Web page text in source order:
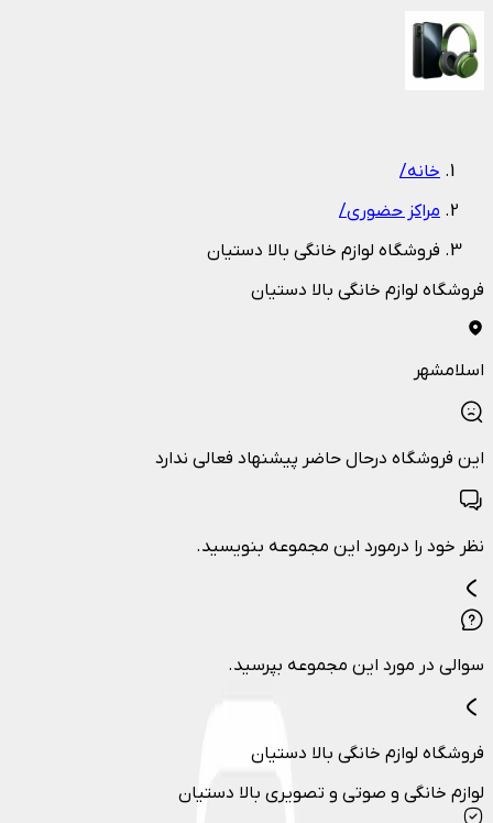
خانه/
مراکز حضوری/
فروشگاه لوازم خانگی بالا دستیان
فروشگاه لوازم خانگی بالا دستیان
اسلامشهر
این فروشگاه درحال حاضر پیشنهاد فعالی ندارد
نظر خود را درمورد این مجموعه بنویسید.
سوالی در مورد این مجموعه بپرسید.
فروشگاه لوازم خانگی بالا دستیان
لوازم خانگی و صوتی و تصویری بالا دستیان